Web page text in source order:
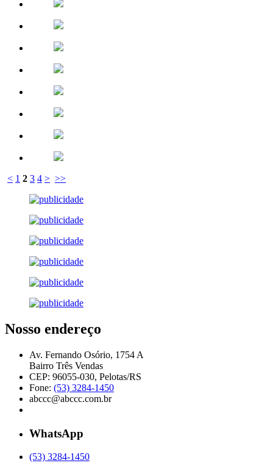
< 1 2 3 4 > >>
Nosso endereço
Av. Fernando Osório, 1754 A
Bairro Três Vendas
CEP: 96055-030, Pelotas/RS
Fone: (53) 3284-1450
abccc@abccc.com.br
WhatsApp
(53) 3284-1450